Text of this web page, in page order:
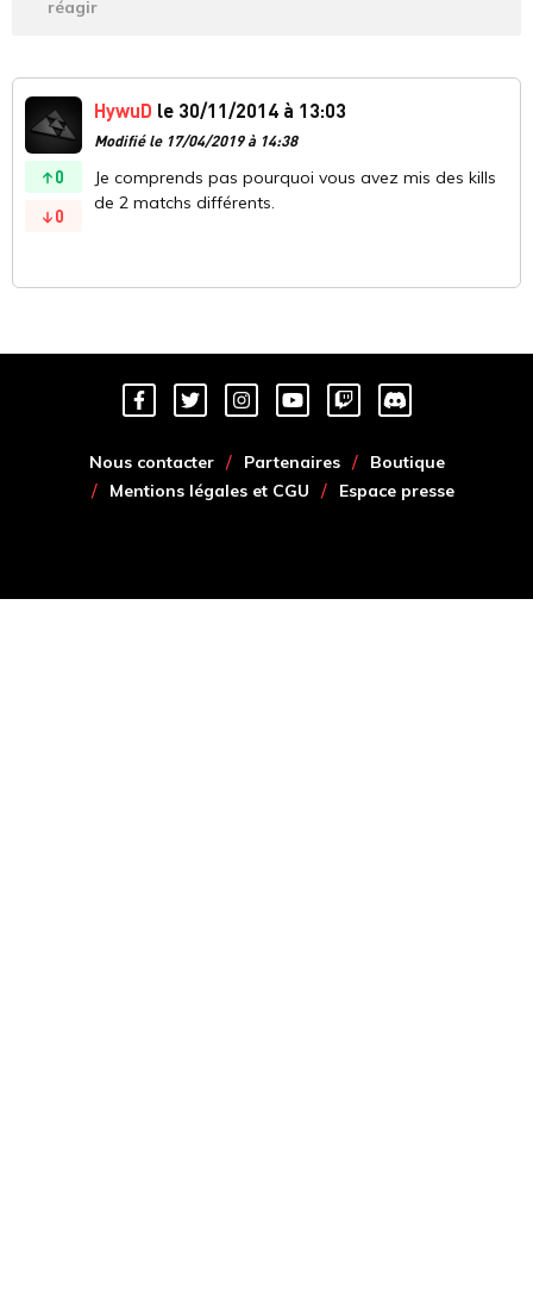
réagir
0
0
HywuD le 30/11/2014 à 13:03
Modifié le 17/04/2019 à 14:38
Je comprends pas pourquoi vous avez mis des kills
de 2 matchs différents.
Nous contacter Partenaires
Boutique
Mentions légales et CGU
Espace presse